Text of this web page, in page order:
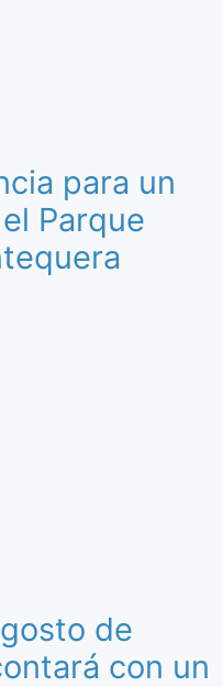
para un
Parque
de
con un